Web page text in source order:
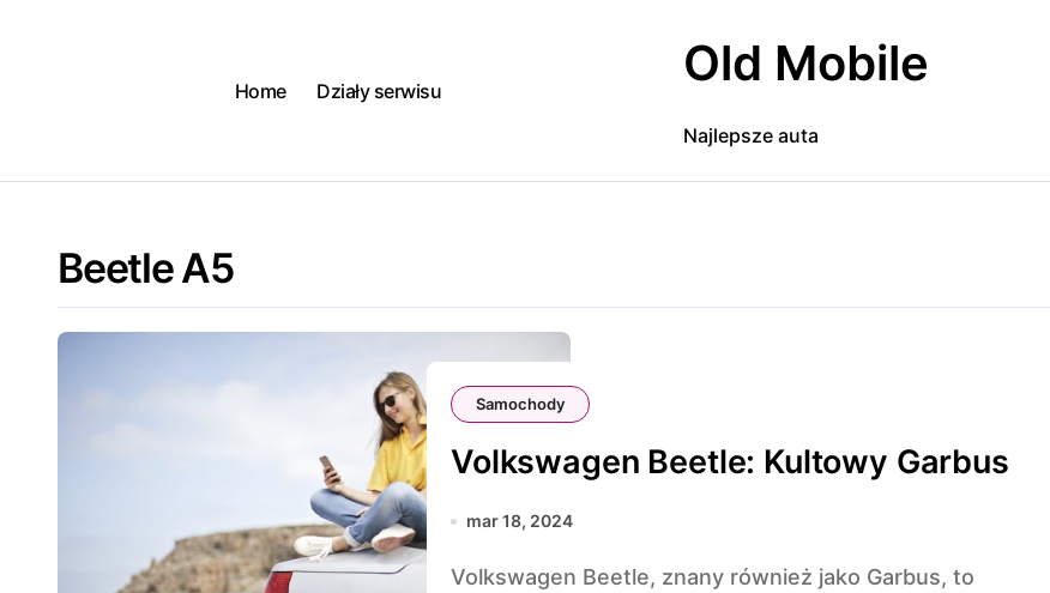
Home
Działy serwisu Old Mobile
Najlepsze auta
Beetle A5
Samochody
Volkswagen Beetle: Kultowy Garbus
mar 18, 2024
Volkswagen Beetle, znany również jako Garbus, to